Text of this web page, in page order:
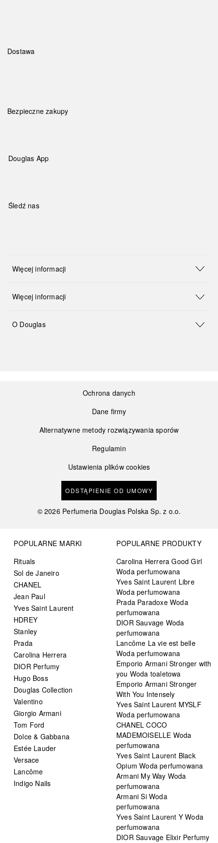
Dostawa
Bezpieczne zakupy
Douglas App
Śledź nas
Więcej informacji
Więcej informacji
O Douglas
Ochrona danych
Dane firmy
Alternatywne metody rozwiązywania sporów
Regulamin
Ustawienia plików cookies
ODSTĄPIENIE OD UMOWY
©2026 Perfumeria Douglas Polska Sp. z o.o.
POPULARNE MARKI
Rituals
Sol de Janeiro
CHANEL
Jean Paul
Yves Saint Laurent
HDREY
Stanley
Prada
Carolina Herrera
DIOR Perfumy
Hugo Boss
Douglas Collection
Valentino
Giorgio Armani
Tom Ford
Dolce & Gabbana
Estée Lauder
Versace
Lancôme
Indigo Nails
POPULARNE PRODUKTY
Carolina Herrera Good Girl
Woda perfumowana
Yves Saint Laurent Libre
Woda perfumowana
Prada Paradoxe Woda
perfumowana
DIOR Sauvage Woda
perfumowana
Lancôme La vie est belle
Woda perfumowana
Emporio Armani Stronger with
you Woda toaletowa
Emporio Armani Stronger
With You Intensely
Yves Saint Laurent MYSLF
Woda perfumowana
CHANEL COCO
MADEMOISELLE Woda
perfumowana
Yves Saint Laurent Black
Opium Woda perfumowana
Armani My Way Woda
perfumowana
Armani Si Woda
perfumowana
Yves Saint Laurent Y Woda
perfumowana
DIOR Sauvage Elixir Perfumy